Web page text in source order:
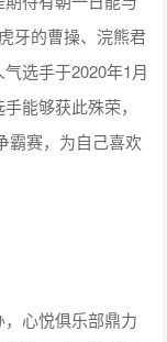
牙的曹操、浣熊君
选手于2020年1月
能够获此殊荣，
霸赛，为自己喜欢
心悦俱乐部鼎力